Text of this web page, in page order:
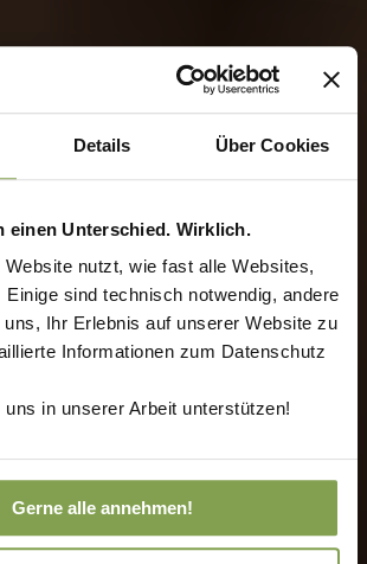
Details Über Cookies
einen Unterschied. Wirklich.
nutzt, wie fast alle Websites,
sind technisch notwendig, andere
Ihr Erlebnis auf unserer Website zu
Informationen zum Datenschutz
in unserer Arbeit unterstützen!
Gerne alle annehmen!